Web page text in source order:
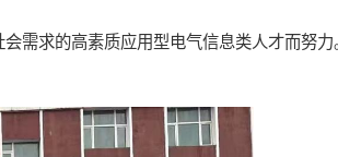
需求的高素质应用型电气信息类人才而努力